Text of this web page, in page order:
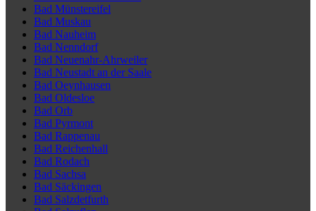
Bad Münstereifel
Bad Muskau
Bad Nauheim
Bad Nenndorf
Bad Neuenahr-Ahrweiler
Bad Neustadt an der Saale
Bad Oeynhausen
Bad Oldesloe
Bad Orb
Bad Pyrmont
Bad Rappenau
Bad Reichenhall
Bad Rodach
Bad Sachsa
Bad Säckingen
Bad Salzdetfurth